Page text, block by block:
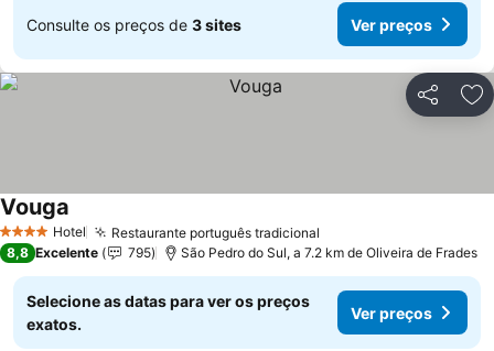
Consulte os preços de 3 sites Ver preços
Partilhar
4 EstrelasHotel Restaurante português tradicional
Vouga
8,8 Excelente 795 São Pedro do Sul, a 7.2 km de Oliveira de Frades
Selecione as datas para ver os preços
exatos.
Ver preços